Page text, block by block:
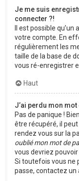
Je me suis
connecter ?!
Il est possible
votre compte. En
régulièrement les
taille de la base de
vous ré-enregistrer
Haut
J’ai perdu mon mot
Pas de panique !
être récupéré, il
rendez vous sur la
oublié mon mot de
vous devriez
Si toutefois vous ne
passe, contactez